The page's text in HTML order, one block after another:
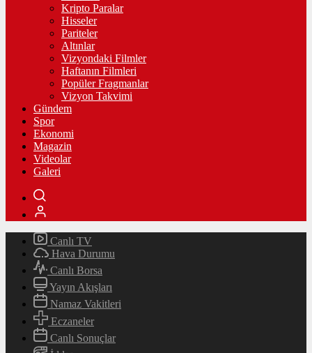
Kripto Paralar
Hisseler
Pariteler
Altınlar
Vizyondaki Filmler
Haftanın Filmleri
Popüler Fragmanlar
Vizyon Takvimi
Gündem
Spor
Ekonomi
Magazin
Videolar
Galeri
Canlı TV
Hava Durumu
Canlı Borsa
Yayın Akışları
Namaz Vakitleri
Eczaneler
Canlı Sonuçlar